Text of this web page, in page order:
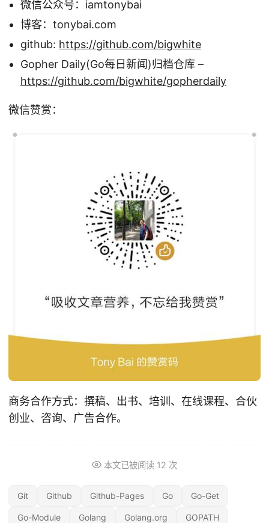
微信公众号：iamtonybai
博客：tonybai.com
github: https://github.com/bigwhite
Gopher Daily(Go每日新闻)归档仓库 –
https://github.com/bigwhite/gopherdaily
微信赞赏：
商务合作方式：撰稿、出书、培训、在线课程、合伙
创业、咨询、广告合作。
本文已被阅读 12 次
Git Github Github-Pages Go Go-Get
Go-Module Golang Golang.org GOPATH